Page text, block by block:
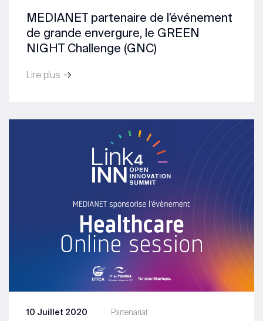
MEDIANET partenaire de l’événement
de grande envergure, le GREEN
NIGHT Challenge (GNC)
Lire plus
Partenariat
10 Juillet 2020